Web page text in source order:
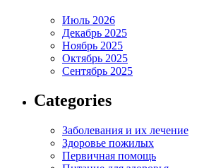
Июль 2026
Декабрь 2025
Ноябрь 2025
Октябрь 2025
Сентябрь 2025
Categories
Заболевания и их лечение
Здоровье пожилых
Первичная помощь